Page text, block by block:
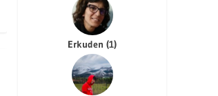
Erkuden(1)